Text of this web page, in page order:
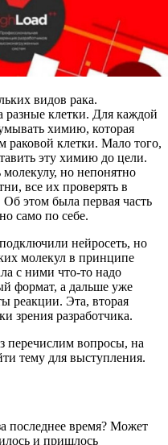
видов рака.
разные клетки. Для каждой
химию, которая
раковой клетки. Мало того,
эту химию до цели.
молекулу, но непонятно
все их проверять в
этом была первая часть
само по себе.
нейросеть, но
молекул в принципе
с ними что-то надо
формат, а дальше уже
реакции. Эта, вторая
зрения разработчика.
перечислим вопросы, на
тему для выступления.
последнее время? Может
и пришлось